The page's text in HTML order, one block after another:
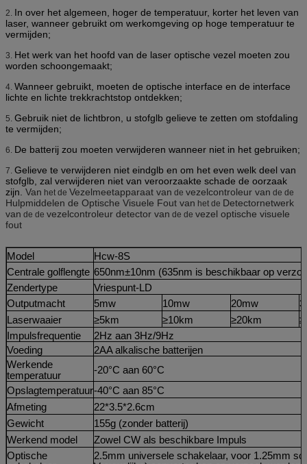
2. In over het algemeen, hoger de temperatuur, korter het leven van
laser, wanneer gebruikt om werkomgeving op hoge temperatuur te
vermijden;
3. Het werk van het hoofd van de laser optische vezel moeten zou
worden schoongemaakt;
4. Wanneer gebruikt, moeten de optische interface en de interface
lichte en lichte trekkrachtstop ontdekken;
5. Gebruik niet de lichtbron, u stofglb gelieve te zetten om stofdaling
te vermijden;
6. De batterij zou moeten verwijderen wanneer niet in het gebruiken;
7. Gelieve te verwijderen niet eindglb en om het even welk deel van
stofglb, zal verwijderen niet van veroorzaakte schade de oorzaak
zijn. Van het de Vezelmeetapparaat van de vezelcontroleur van de de
Hulpmiddelen de Optische Visuele Fout van het de Detectornetwerk
van de de vezelcontroleur detector van de de vezel optische visuele
fout
Model
Hcw-8S
Centrale golflengte 650nm±10nm (635nm is beschikbaar op
Zendertype
Vriespunt-LD
Outputmacht
5mw 10mw 20mw
Laserwaaier
≥5km ≥10km ≥20km
Impulsfrequentie
2Hz aan 3Hz/9Hz
Voeding
2AA alkalische batterijen
Werkende
temperatuur
-20°C aan 60°C
Opslagtemperatuur-40°C aan 85°C
Afmeting
22*3.5*2.6cm
Gewicht
155g (zonder batterij)
Werkend model
Zowel CW als beschikbare Impuls
Optische
2.5mm universele schakelaar, voor 1.25mm